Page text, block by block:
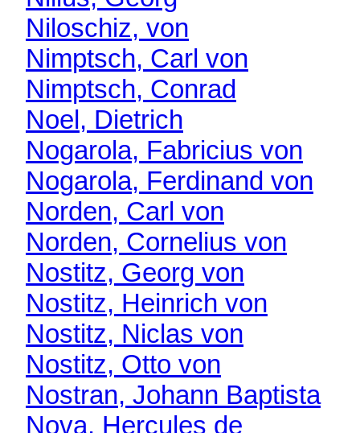
Niloschiz, von
Nimptsch, Carl von
Nimptsch, Conrad
Noel, Dietrich
Nogarola, Fabricius von
Nogarola, Ferdinand von
Norden, Carl von
Norden, Cornelius von
Nostitz, Georg von
Nostitz, Heinrich von
Nostitz, Niclas von
Nostitz, Otto von
Nostran, Johann Baptista
Nova, Hercules de